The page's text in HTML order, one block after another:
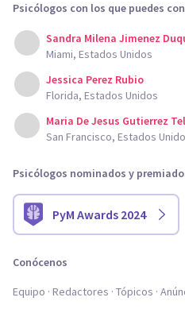
Psicólogos con los que puedes
Sandra Milena Jimenez
Miami, Estados Unidos
Jessica Perez Rubio
Florida, Estados Unidos
Maria De Jesus Gutierrez
San Francisco, Estados
Psicólogos nominados y
PyM Awards 2024
Conócenos
Equipo Redactores Tópicos